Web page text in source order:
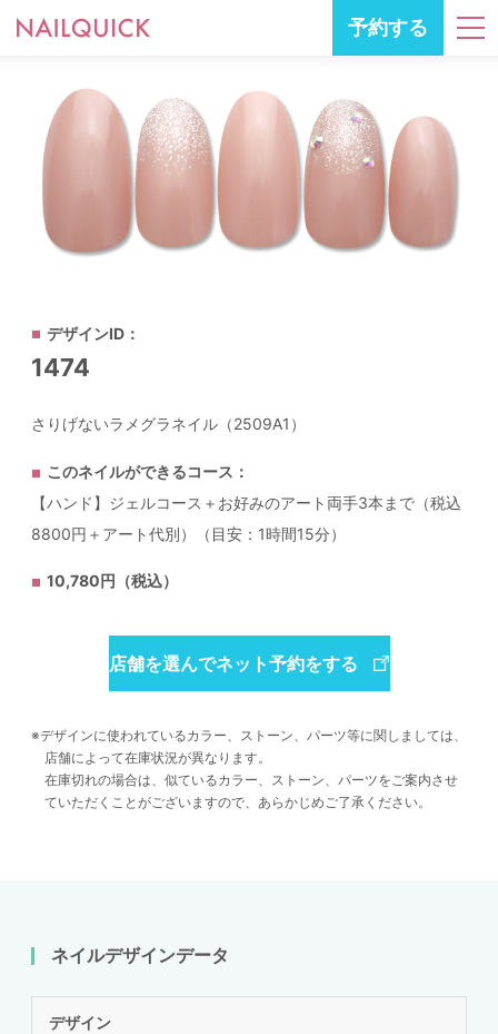
予約する
デザインID：
1474
さりげないラメグラネイル（2509A1）
このネイルができるコース：
【ハンド】ジェルコース＋お好みのアート両手3本まで（税込
8800円＋アート代別）（目安：1時間15分）
10,780円（税込）
店舗を選んでネット予約をする
デザインに使われているカラー、ストーン、パーツ等に関しましては、
店舗によって在庫状況が異なります。
在庫切れの場合は、似ているカラー、ストーン、パーツをご案内させ
ていただくことがございますので、あらかじめご了承ください。
ネイルデザインデータ
デザイン